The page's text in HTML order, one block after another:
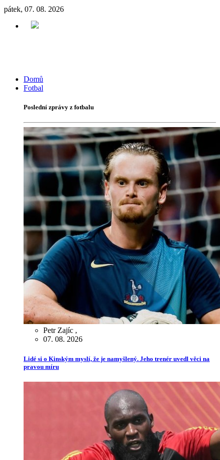
pátek, 07. 08. 2026
Domů
Fotbal
Poslední zprávy z fotbalu
Petr Zajíc ,
07. 08. 2026
Lidé si o Kinským myslí, že je namyšlený. Jeho trenér uvedl věci na
pravou míru